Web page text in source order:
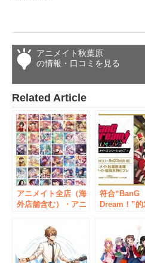
アニメイト秋葉原
の情報・口コミを見る
Related Article
アニメイト全店（海
外店舗含む）・アニ
テにて「ガルパ5周
年記念 BanG
Dream!×アニメイト
ワールドフェア
符合“BanG
Dream！”的